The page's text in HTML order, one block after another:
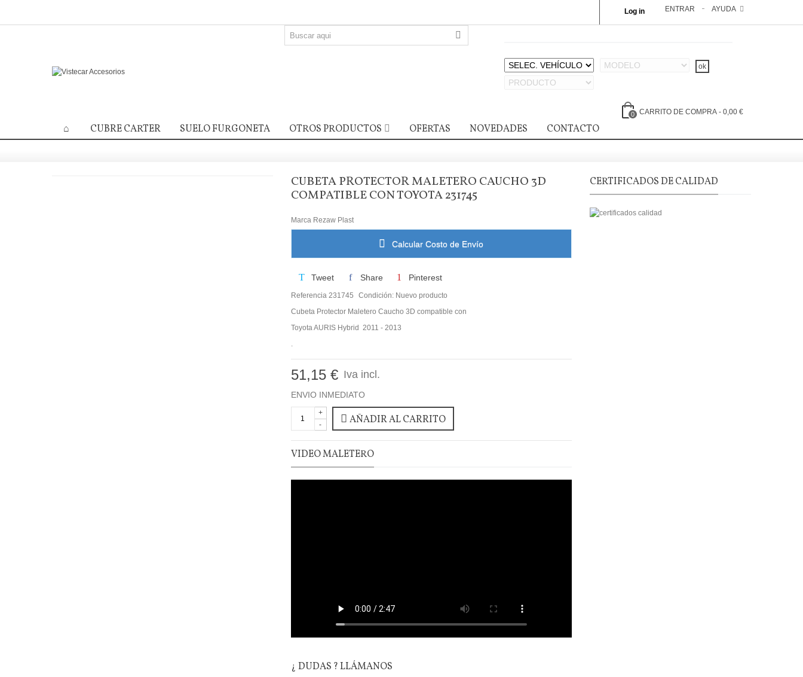
AYUDA
ENTRAR
Log in
0 CARRITO DE COMPRA - 0,00 €
CUBRE CARTER SUELO FURGONETA OTROS PRODUCTOS OFERTAS NOVEDADES CONTACTO
CUBETA PROTECTOR MALETERO CAUCHO 3D
COMPATIBLE CON TOYOTA 231745
Marca Rezaw Plast
Calcular Costo de Envío
Tweet Share Pinterest
Referencia 231745 Condición: Nuevo producto
Cubeta Protector Maletero Caucho 3D compatible con
Toyota AURIS Hybrid 2011 - 2013
.
51,15 € Iva incl.
ENVIO INMEDIATO
-
+
AÑADIR AL CARRITO
VIDEO MALETERO
¿ DUDAS ? LLÁMANOS
CERTIFICADOS DE CALIDAD